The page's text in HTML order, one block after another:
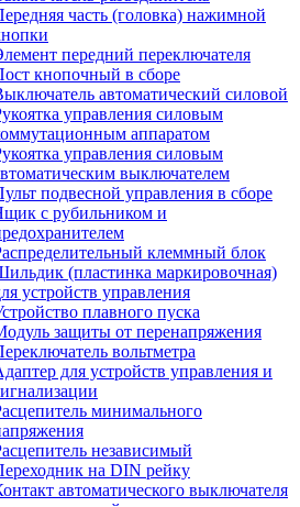
часть (головка) нажимной
передний переключателя
кнопочный в сборе
автоматический силовой
управления силовым
аппаратом
управления силовым
выключателем
подвесной управления в сборе
с рубильником и
клеммный блок
(пластинка маркировочная)
устройств управления
плавного пуска
защиты от перенапряжения
вольтметра
для устройств управления и
минимального
независимый
на DIN рейку
автоматического выключателя